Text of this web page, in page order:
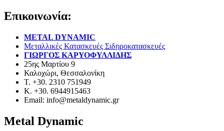
Επικοινωνία:
METAL DYNAMIC
Μεταλλικές Κατασκευές Σιδηροκατασκευές
ΓΙΩΡΓΟΣ ΚΑΡΥΟΦΥΛΛΙΔΗΣ
25ης Μαρτίου 9
Καλοχώρι, Θεσσαλονίκη
Τ. +30. 2310 751949
Κ. +30. 6944915463
Email: info@metaldynamic.gr
Metal Dynamic